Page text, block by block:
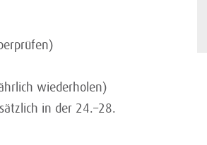
wiederholen)
in der 24.–28.